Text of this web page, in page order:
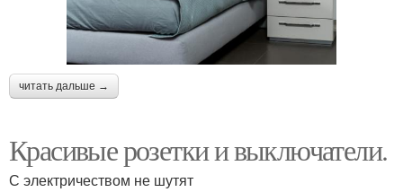
читать дальше →
Красивые розетки и выключатели.
С электричеством не шутят